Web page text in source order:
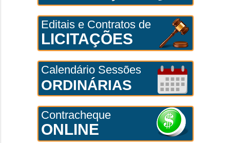
Editais e Contratos de
LICITAÇÕES
Calendário Sessões
ORDINÁRIAS
Contracheque
ONLINE